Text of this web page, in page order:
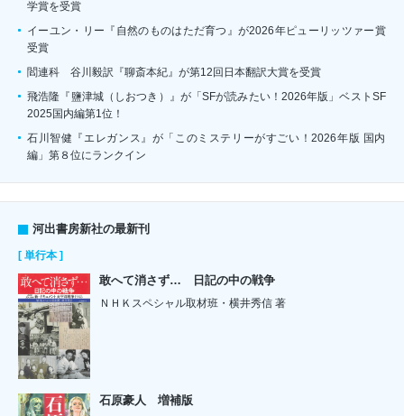
学賞を受賞
イーユン・リー『自然のものはただ育つ』が2026年ピューリッツァー賞
受賞
閻連科 谷川毅訳『聊斎本紀』が第12回日本翻訳大賞を受賞
飛浩隆『鹽津城（しおつき）』が「SFが読みたい！2026年版」ベストSF
2025国内編第1位！
石川智健『エレガンス』が「このミステリーがすごい！2026年版 国内
編」第８位にランクイン
河出書房新社の最新刊
[ 単行本 ]
敢へて消さず… 日記の中の戦争
ＮＨＫスペシャル取材班・横井秀信 著
石原豪人 増補版